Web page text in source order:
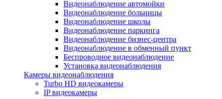
Видеонаблюдение автомойки
Видеонаблюдение больницы
Видеонаблюдение школы
Видеонаблюдение паркинга
Видеонаблюдение бизнес-центра
Видеонаблюдение в обменный пункт
Беспроводное видеонаблюдение
Установка видеонаблюдения
Камеры видеонаблюдения
Turbo HD видеокамеры
IP видеокамеры